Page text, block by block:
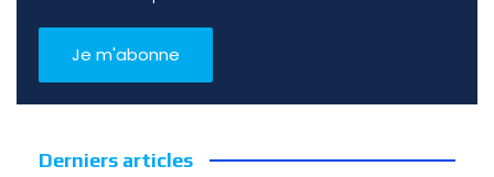
Derniers articles